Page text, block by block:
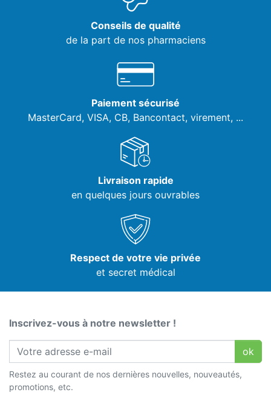
Conseils de qualité
de la part de nos pharmaciens
Paiement sécurisé
MasterCard, VISA, CB, Bancontact, virement, ...
Livraison rapide
en quelques jours ouvrables
Respect de votre vie privée
et secret médical
Inscrivez-vous à notre newsletter !
ok
Restez au courant de nos dernières nouvelles, nouveautés,
promotions, etc.